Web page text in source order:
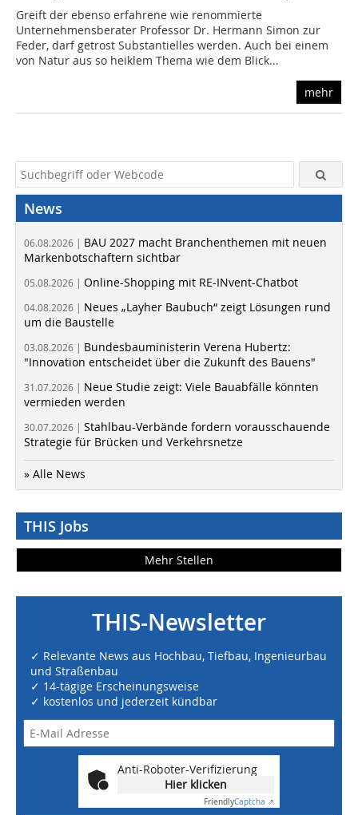
Greift der ebenso erfahrene wie renommierte
Unternehmensberater Professor Dr. Hermann Simon zur
Feder, darf getrost Substantielles werden. Auch bei einem
von Natur aus so heiklem Thema wie dem Blick...
mehr
News
06.08.2026 | BAU 2027 macht Branchenthemen mit neuen
Markenbotschaftern sichtbar
05.08.2026 | Online-Shopping mit RE-INvent-Chatbot
04.08.2026 | Neues „Layher Baubuch“ zeigt Lösungen rund
um die Baustelle
03.08.2026 | Bundesbauministerin Verena Hubertz:
"Innovation entscheidet über die Zukunft des Bauens"
31.07.2026 | Neue Studie zeigt: Viele Bauabfälle könnten
vermieden werden
30.07.2026 | Stahlbau-Verbände fordern vorausschauende
Strategie für Brücken und Verkehrsnetze
» Alle News
THIS Jobs
Mehr Stellen
THIS-Newsletter
✓ Relevante News aus Hochbau, Tiefbau, Ingenieurbau
und Straßenbau
✓ 14-tägige Erscheinungsweise
✓ kostenlos und jederzeit kündbar
Anti-Roboter-Verifizierung
Hier klicken
FriendlyCaptcha ⇗